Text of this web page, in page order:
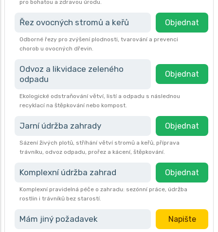
pro bohatou a zdravou úrodu.
Řez ovocných stromů a keřů Objednat
Odborné řezy pro zvýšení plodnosti, tvarování a prevenci
chorob u ovocných dřevin.
Odvoz a likvidace zeleného
odpadu
Objednat
Ekologické odstraňování větví, listí a odpadu s následnou
recyklací na štěpkování nebo kompost.
Jarní údržba zahrady Objednat
Sázení živých plotů, stříhání větví stromů a keřů, příprava
trávníku, odvoz odpadu, prořez a kácení, štěpkování.
Komplexní údržba zahrad Objednat
Komplexní pravidelná péče o zahradu: sezónní práce, údržba
rostlin i trávníků bez starostí.
Mám jiný požadavek Napište